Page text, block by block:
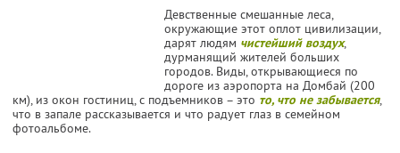
Девственные смешанные леса,
окружающие этот оплот цивилизации,
дарят людям чистейший воздух,
дурманящий жителей больших
городов. Виды, открывающиеся по
дороге из аэропорта на Домбай (200
км), из окон гостиниц, с подъемников – это то, что не забывается,
что в запале рассказывается и что радует глаз в семейном
фотоальбоме.